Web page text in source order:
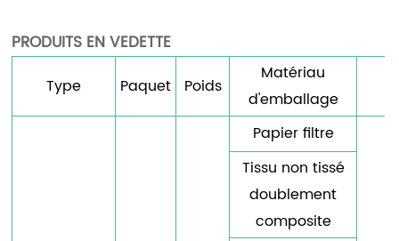
PRODUITS EN VEDETTE
Type Paquet Poids
Matériau
d'emballage
Papier filtre
Tissu non tissé
doublement
composite